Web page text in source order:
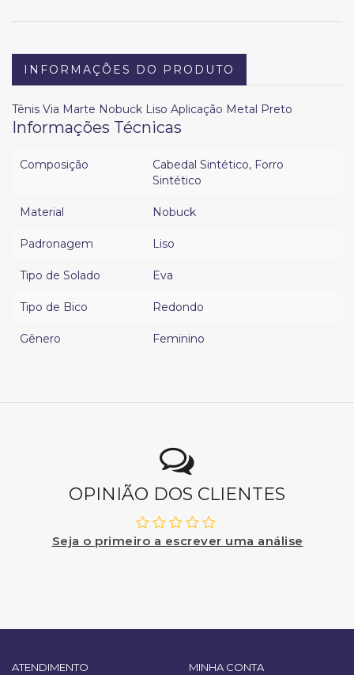
INFORMAÇÕES DO PRODUTO
Tênis Via Marte Nobuck Liso Aplicação Metal Preto
Informações Técnicas
Composição Cabedal Sintético, Forro
Sintético
Material Nobuck
Padronagem Liso
Tipo de Solado Eva
Tipo de Bico Redondo
Gênero Feminino
OPINIÃO DOS CLIENTES
Seja o primeiro a escrever uma análise
ATENDIMENTO MINHA CONTA